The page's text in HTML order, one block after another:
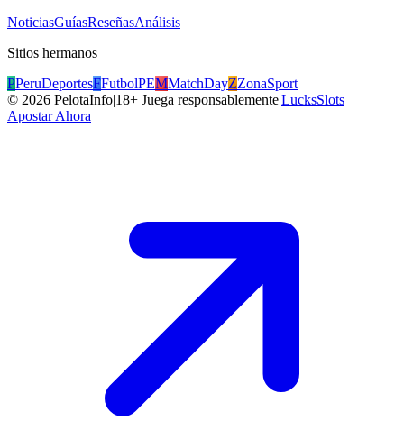
NoticiasGuíasReseñasAnálisis
Sitios hermanos
PPeruDeportesFFutbolPEMMatchDayZZonaSport
© 2026 PelotaInfo|18+ Juega responsablemente|LucksSlots
Apostar Ahora